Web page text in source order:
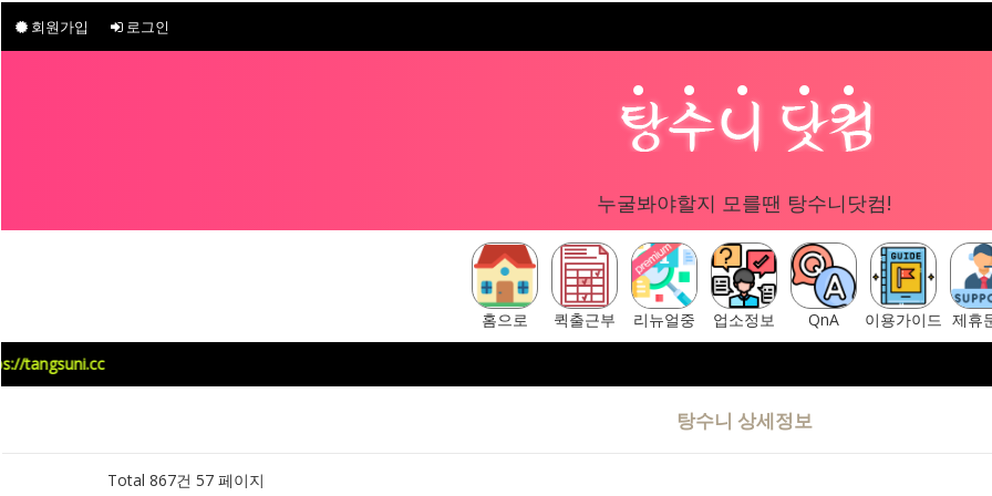
회원가입 로그인
누굴봐야할지 모를땐 탕수니닷컴!
홈으로 퀵출근부 리뉴얼중 업소정보 QnA 이용가이드 제휴
탕수니 상세정보
Total 867건 57 페이지